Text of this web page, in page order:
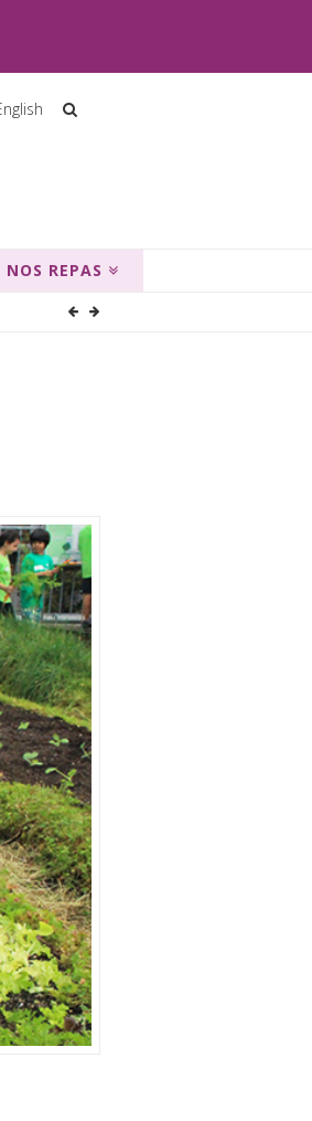
NOS REPAS